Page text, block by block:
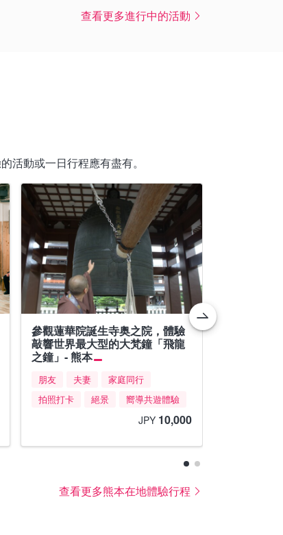
查看更多進行中的活動
活動或一日行程應有盡有。
參觀蓮華院誕生寺奥之院，體驗
敲響世界最大型的大梵鐘「飛龍
之鐘」- 熊本
朋友 夫妻
家庭同行
拍照打卡
絕景 嚮導共遊體驗
JPY 10,000
查看更多熊本在地體驗行程